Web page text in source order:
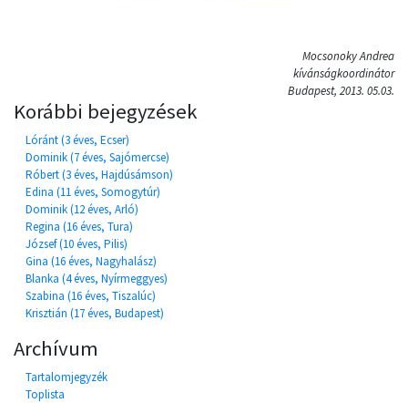
Mocsonoky Andrea
kívánságkoordinátor
Budapest, 2013. 05.03.
Korábbi bejegyzések
Lóránt (3 éves, Ecser)
Dominik (7 éves, Sajómercse)
Róbert (3 éves, Hajdúsámson)
Edina (11 éves, Somogytúr)
Dominik (12 éves, Arló)
Regina (16 éves, Tura)
József (10 éves, Pilis)
Gina (16 éves, Nagyhalász)
Blanka (4 éves, Nyírmeggyes)
Szabina (16 éves, Tiszalúc)
Krisztián (17 éves, Budapest)
Archívum
Tartalomjegyzék
Toplista